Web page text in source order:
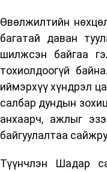
Өвөлжилтийн
багатай даван
шилжсэн байгаа
тохиолдоогүй
иймэрхүү хүндрэл
салбар дундын
анхаарч, ажлыг
байгуулалтаа
Түүнчлэн Шадар